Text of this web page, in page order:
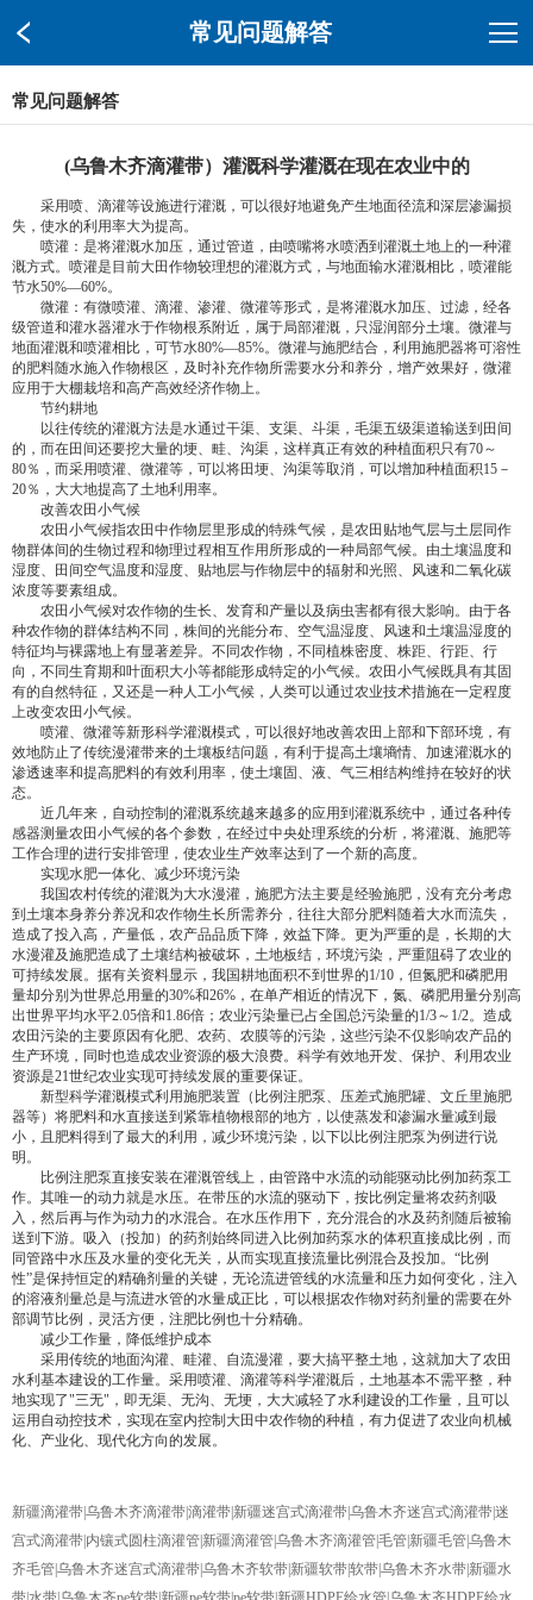
常见问题解答
常见问题解答
(乌鲁木齐滴灌带）灌溉科学灌溉在现在农业中的
采用喷、滴灌等设施进行灌溉，可以很好地避免产生地面径流和深层渗漏损
失，使水的利用率大为提高。
喷灌：是将灌溉水加压，通过管道，由喷嘴将水喷洒到灌溉土地上的一种灌
溉方式。喷灌是目前大田作物较理想的灌溉方式，与地面输水灌溉相比，喷灌能
节水50%—60%。
微灌：有微喷灌、滴灌、渗灌、微灌等形式，是将灌溉水加压、过滤，经各
级管道和灌水器灌水于作物根系附近，属于局部灌溉，只湿润部分土壤。微灌与
地面灌溉和喷灌相比，可节水80%—85%。微灌与施肥结合，利用施肥器将可溶性
的肥料随水施入作物根区，及时补充作物所需要水分和养分，增产效果好，微灌
应用于大棚栽培和高产高效经济作物上。
节约耕地
以往传统的灌溉方法是水通过干渠、支渠、斗渠，毛渠五级渠道输送到田间
的，而在田间还要挖大量的埂、畦、沟渠，这样真正有效的种植面积只有70～
80％，而采用喷灌、微灌等，可以将田埂、沟渠等取消，可以增加种植面积15－
20％，大大地提高了土地利用率。
改善农田小气候
农田小气候指农田中作物层里形成的特殊气候，是农田贴地气层与土层同作
物群体间的生物过程和物理过程相互作用所形成的一种局部气候。由土壤温度和
湿度、田间空气温度和湿度、贴地层与作物层中的辐射和光照、风速和二氧化碳
浓度等要素组成。
农田小气候对农作物的生长、发育和产量以及病虫害都有很大影响。由于各
种农作物的群体结构不同，株间的光能分布、空气温湿度、风速和土壤温湿度的
特征均与裸露地上有显著差异。不同农作物，不同植株密度、株距、行距、行
向，不同生育期和叶面积大小等都能形成特定的小气候。农田小气候既具有其固
有的自然特征，又还是一种人工小气候，人类可以通过农业技术措施在一定程度
上改变农田小气候。
喷灌、微灌等新形科学灌溉模式，可以很好地改善农田上部和下部环境，有
效地防止了传统漫灌带来的土壤板结问题，有利于提高土壤墒情、加速灌溉水的
渗透速率和提高肥料的有效利用率，使土壤固、液、气三相结构维持在较好的状
态。
近几年来，自动控制的灌溉系统越来越多的应用到灌溉系统中，通过各种传
感器测量农田小气候的各个参数，在经过中央处理系统的分析，将灌溉、施肥等
工作合理的进行安排管理，使农业生产效率达到了一个新的高度。
实现水肥一体化、减少环境污染
我国农村传统的灌溉为大水漫灌，施肥方法主要是经验施肥，没有充分考虑
到土壤本身养分养况和农作物生长所需养分，往往大部分肥料随着大水而流失，
造成了投入高，产量低，农产品品质下降，效益下降。更为严重的是，长期的大
水漫灌及施肥造成了土壤结构被破坏，土地板结，环境污染，严重阻碍了农业的
可持续发展。据有关资料显示，我国耕地面积不到世界的1/10，但氮肥和磷肥用
量却分别为世界总用量的30%和26%，在单产相近的情况下，氮、磷肥用量分别高
出世界平均水平2.05倍和1.86倍；农业污染量已占全国总污染量的1/3～1/2。造成
农田污染的主要原因有化肥、农药、农膜等的污染，这些污染不仅影响农产品的
生产环境，同时也造成农业资源的极大浪费。科学有效地开发、保护、利用农业
资源是21世纪农业实现可持续发展的重要保证。
新型科学灌溉模式利用施肥装置（比例注肥泵、压差式施肥罐、文丘里施肥
器等）将肥料和水直接送到紧靠植物根部的地方，以使蒸发和渗漏水量减到最
小，且肥料得到了最大的利用，减少环境污染，以下以比例注肥泵为例进行说
明。
比例注肥泵直接安装在灌溉管线上，由管路中水流的动能驱动比例加药泵工
作。其唯一的动力就是水压。在带压的水流的驱动下，按比例定量将农药剂吸
入，然后再与作为动力的水混合。在水压作用下，充分混合的水及药剂随后被输
送到下游。吸入（投加）的药剂始终同进入比例加药泵水的体积直接成比例，而
同管路中水压及水量的变化无关，从而实现直接流量比例混合及投加。“比例
性”是保持恒定的精确剂量的关键，无论流进管线的水流量和压力如何变化，注入
的溶液剂量总是与流进水管的水量成正比，可以根据农作物对药剂量的需要在外
部调节比例，灵活方便，注肥比例也十分精确。
减少工作量，降低维护成本
采用传统的地面沟灌、畦灌、自流漫灌，要大搞平整土地，这就加大了农田
水利基本建设的工作量。采用喷灌、滴灌等科学灌溉后，土地基本不需平整，种
地实现了"三无"，即无渠、无沟、无埂，大大减轻了水利建设的工作量，且可以
运用自动控技术，实现在室内控制大田中农作物的种植，有力促进了农业向机械
化、产业化、现代化方向的发展。
新疆滴灌带|乌鲁木齐滴灌带|滴灌带|新疆迷宫式滴灌带|乌鲁木齐迷宫式滴灌带|迷
宫式滴灌带|内镶式圆柱滴灌管|新疆滴灌管|乌鲁木齐滴灌管|毛管|新疆毛管|乌鲁木
齐毛管|乌鲁木齐迷宫式滴灌带|乌鲁木齐软带|新疆软带|软带|乌鲁木齐水带|新疆水